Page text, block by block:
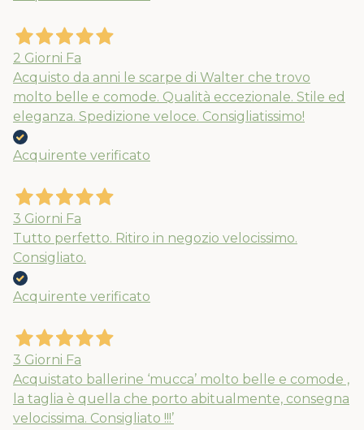
2 Giorni Fa
Acquisto da anni le scarpe di Walter che trovo
molto belle e comode. Qualità eccezionale. Stile ed
eleganza. Spedizione veloce. Consigliatissimo!
Acquirente verificato
3 Giorni Fa
Tutto perfetto. Ritiro in negozio velocissimo.
Consigliato.
Acquirente verificato
3 Giorni Fa
Acquistato ballerine ‘mucca’ molto belle e comode ,
la taglia è quella che porto abitualmente, consegna
velocissima. Consigliato !!!’
Usa il coupon estate10 al checkout per
il 10% extra su spesa minima di 89€. Le
spedizioni ripartiranno dal 24/08